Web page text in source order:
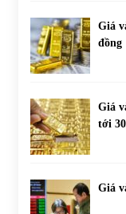
Giá
đồng
Giá
tới
Giá